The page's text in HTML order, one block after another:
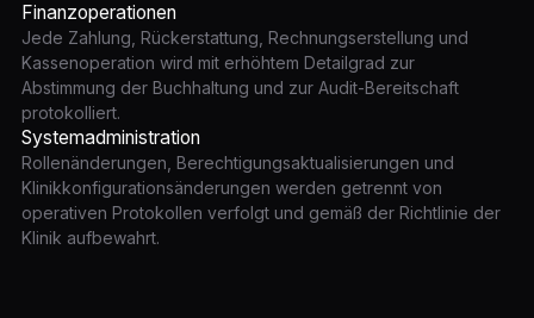
Finanzoperationen
Jede Zahlung, Rückerstattung, Rechnungserstellung und
Kassenoperation wird mit erhöhtem Detailgrad zur
Abstimmung der Buchhaltung und zur Audit-Bereitschaft
protokolliert.
Systemadministration
Rollenänderungen, Berechtigungsaktualisierungen und
Klinikkonfigurationsänderungen werden getrennt von
operativen Protokollen verfolgt und gemäß der Richtlinie der
Klinik aufbewahrt.